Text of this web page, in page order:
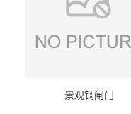
景观钢闸门